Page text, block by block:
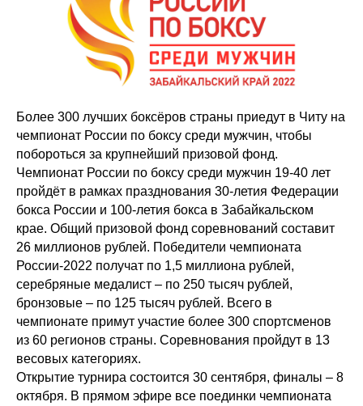
Более 300 лучших боксёров страны приедут в Читу на
чемпионат России по боксу среди мужчин, чтобы
побороться за крупнейший призовой фонд.
Чемпионат России по боксу среди мужчин 19-40 лет
пройдёт в рамках празднования 30-летия Федерации
бокса России и 100-летия бокса в Забайкальском
крае. Общий призовой фонд соревнований составит
26 миллионов рублей. Победители чемпионата
России-2022 получат по 1,5 миллиона рублей,
серебряные медалист – по 250 тысяч рублей,
бронзовые – по 125 тысяч рублей. Всего в
чемпионате примут участие более 300 спортсменов
из 60 регионов страны. Соревнования пройдут в 13
весовых категориях.
Открытие турнира состоится 30 сентября, финалы – 8
октября. В прямом эфире все поединки чемпионата